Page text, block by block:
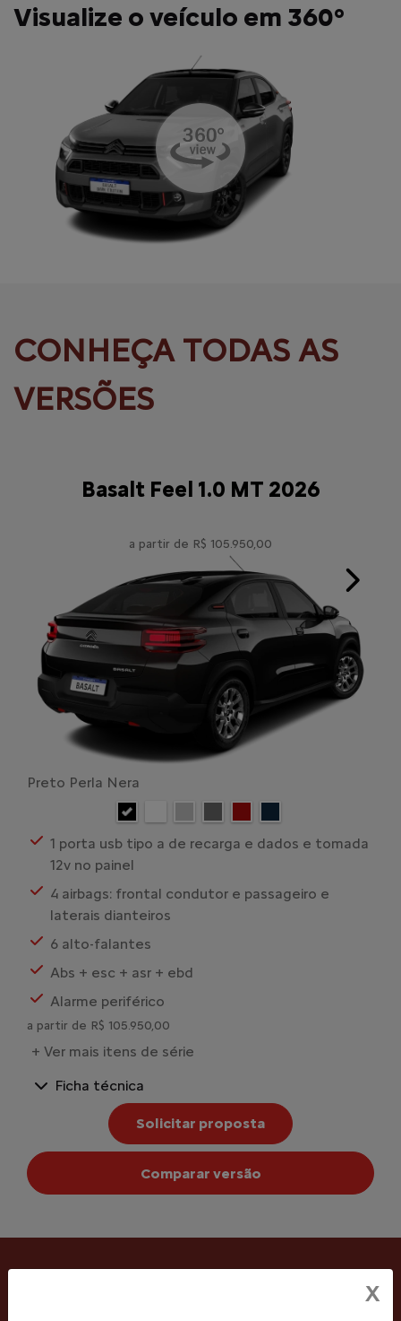
Visualize o veículo em 360°
Basalt Feel 1.0 MT 2026
a partir de R$ 105.950,00
Preto Perla Nera
1 porta usb tipo a de recarga e dados e tomada
12v no painel
4 airbags: frontal condutor e passageiro e
laterais dianteiros
6 alto-falantes
Abs + esc + asr + ebd
Alarme periférico
a partir de R$ 105.950,00
+ Ver mais itens de série
Ficha técnica
Solicitar proposta
Comparar versão
Next
X